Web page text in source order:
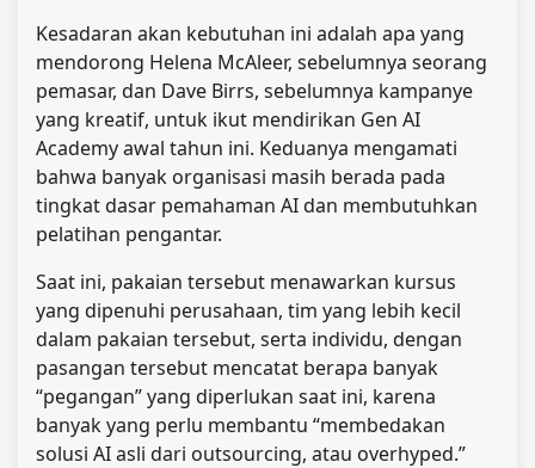
Kesadaran akan kebutuhan ini adalah apa yang
mendorong Helena McAleer, sebelumnya seorang
pemasar, dan Dave Birrs, sebelumnya kampanye
yang kreatif, untuk ikut mendirikan Gen AI
Academy awal tahun ini. Keduanya mengamati
bahwa banyak organisasi masih berada pada
tingkat dasar pemahaman AI dan membutuhkan
pelatihan pengantar.
Saat ini, pakaian tersebut menawarkan kursus
yang dipenuhi perusahaan, tim yang lebih kecil
dalam pakaian tersebut, serta individu, dengan
pasangan tersebut mencatat berapa banyak
“pegangan” yang diperlukan saat ini, karena
banyak yang perlu membantu “membedakan
solusi AI asli dari outsourcing, atau overhyped.”